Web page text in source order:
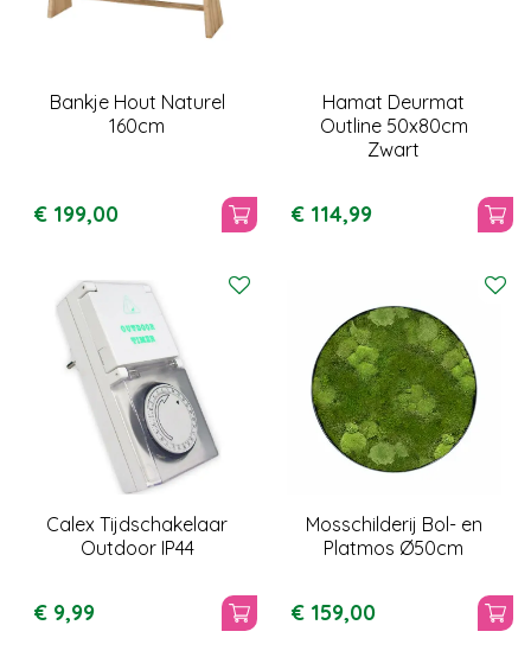
Bankje Hout Naturel
160cm
€ 199,00
Hamat Deurmat
Outline 50x80cm
Zwart
€ 114,99
Calex Tijdschakelaar
Outdoor IP44
€ 9,99
Mosschilderij Bol- en
Platmos Ø50cm
€ 159,00